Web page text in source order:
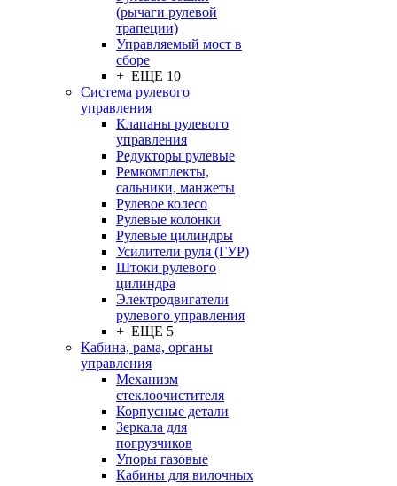
(рычаги рулевой
трапеции)
Управляемый мост в
сборе
+ ЕЩЕ 10
Система рулевого
управления
Клапаны рулевого
управления
Редукторы рулевые
Ремкомплекты,
сальники, манжеты
Рулевое колесо
Рулевые колонки
Рулевые цилиндры
Усилители руля (ГУР)
Штоки рулевого
цилиндра
Электродвигатели
рулевого управления
+ ЕЩЕ 5
Кабина, рама, органы
управления
Механизм
стеклоочистителя
Корпусные детали
Зеркала для
погрузчиков
Упоры газовые
Кабины для вилочных